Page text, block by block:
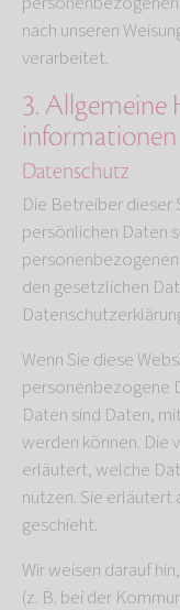
nach unseren
verarbeitet.
3.
informationen
Datenschutz
Die Betreiber dieser
persönlichen Daten
den gesetzlichen
Wenn Sie diese
personenbezogene
Daten sind Daten,
werden können. Die
erläutert, welche
nutzen. Sie erläutert
geschieht.
Wir weisen darauf
(z. B. bei der